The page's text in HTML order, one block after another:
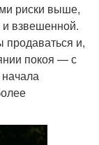
риски выше,
и взвешенной.
и,
покоя — с